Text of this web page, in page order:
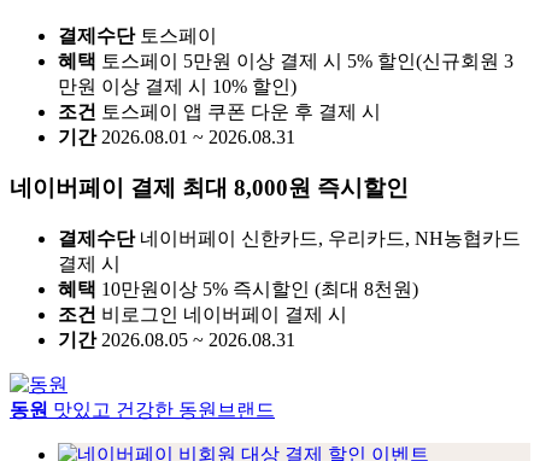
결제수단 토스페이
혜택 토스페이 5만원 이상 결제 시 5% 할인(신규회원 3
만원 이상 결제 시 10% 할인)
조건 토스페이 앱 쿠폰 다운 후 결제 시
기간 2026.08.01 ~ 2026.08.31
네이버페이 결제 최대 8,000원 즉시할인
결제수단 네이버페이 신한카드, 우리카드, NH농협카드
결제 시
혜택 10만원이상 5% 즉시할인 (최대 8천원)
조건 비로그인 네이버페이 결제 시
기간 2026.08.05 ~ 2026.08.31
동원 맛있고 건강한 동원브랜드